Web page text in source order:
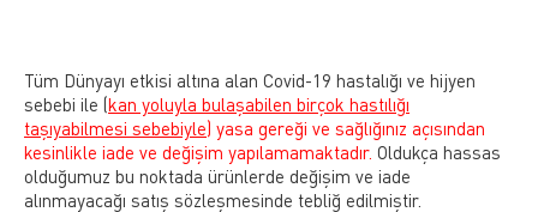
Tüm Dünyayı etkisi altına alan Covid-19 hastalığı ve hijyen
sebebi ile (kan yoluyla bulaşabilen birçok hastılığı
taşıyabilmesi sebebiyle) yasa gereği ve sağlığınız açısından
kesinlikle iade ve değişim yapılamamaktadır. Oldukça hassas
olduğumuz bu noktada ürünlerde değişim ve iade
alınmayacağı satış sözleşmesinde tebliğ edilmiştir.